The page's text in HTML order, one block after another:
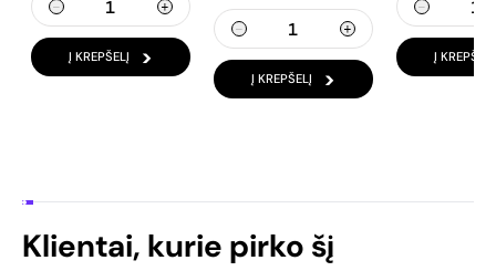
Į KREPŠELĮ
Į KREPŠELĮ
Į KREPŠELĮ
Klientai, kurie pirko šį